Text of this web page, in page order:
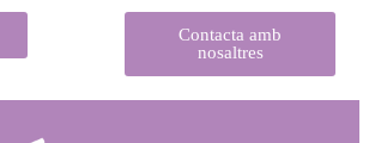
Contacta amb
nosaltres